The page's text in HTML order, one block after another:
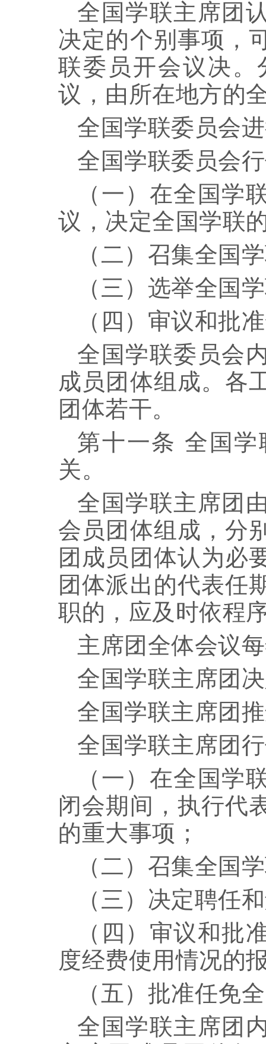
全国学联主席团
决定的个别事项，
联委员开会议决
议，由所在地方的
全国学联委员会
全国学联委员会
（一）在全国学
议，决定全国学联
（二）召集全国
（三）选举全国
（四）审议和批
全国学联委员会
成员团体组成。各
团体若干。
第十一条 全国
关。
全国学联主席团
会员团体组成，分
团成员团体认为必
团体派出的代表任
职的，应及时依程
主席团全体会议
全国学联主席团
全国学联主席团
全国学联主席团
（一）在全国学
闭会期间，执行代
的重大事项；
（二）召集全国
（三）决定聘任
（四）审议和批
度经费使用情况的
（五）批准任免
全国学联主席团